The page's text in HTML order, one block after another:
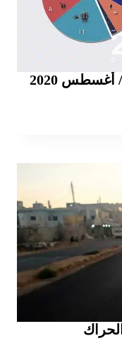
توثيق الانتهاكات خلال شهر آب / أغسطس 2020